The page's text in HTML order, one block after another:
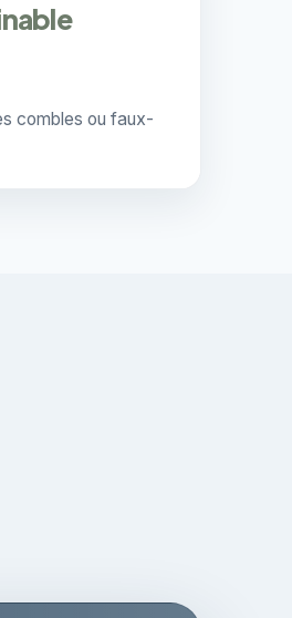
combles ou faux-